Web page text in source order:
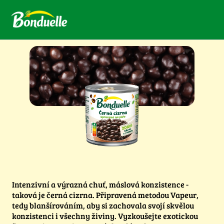
Intenzivní a výrazná chuť, máslová konzistence -
taková je černá cizrna. Připravená metodou Vapeur,
tedy blanšírováním, aby si zachovala svojí skvělou
konzistenci i všechny živiny. Vyzkoušejte exotickou